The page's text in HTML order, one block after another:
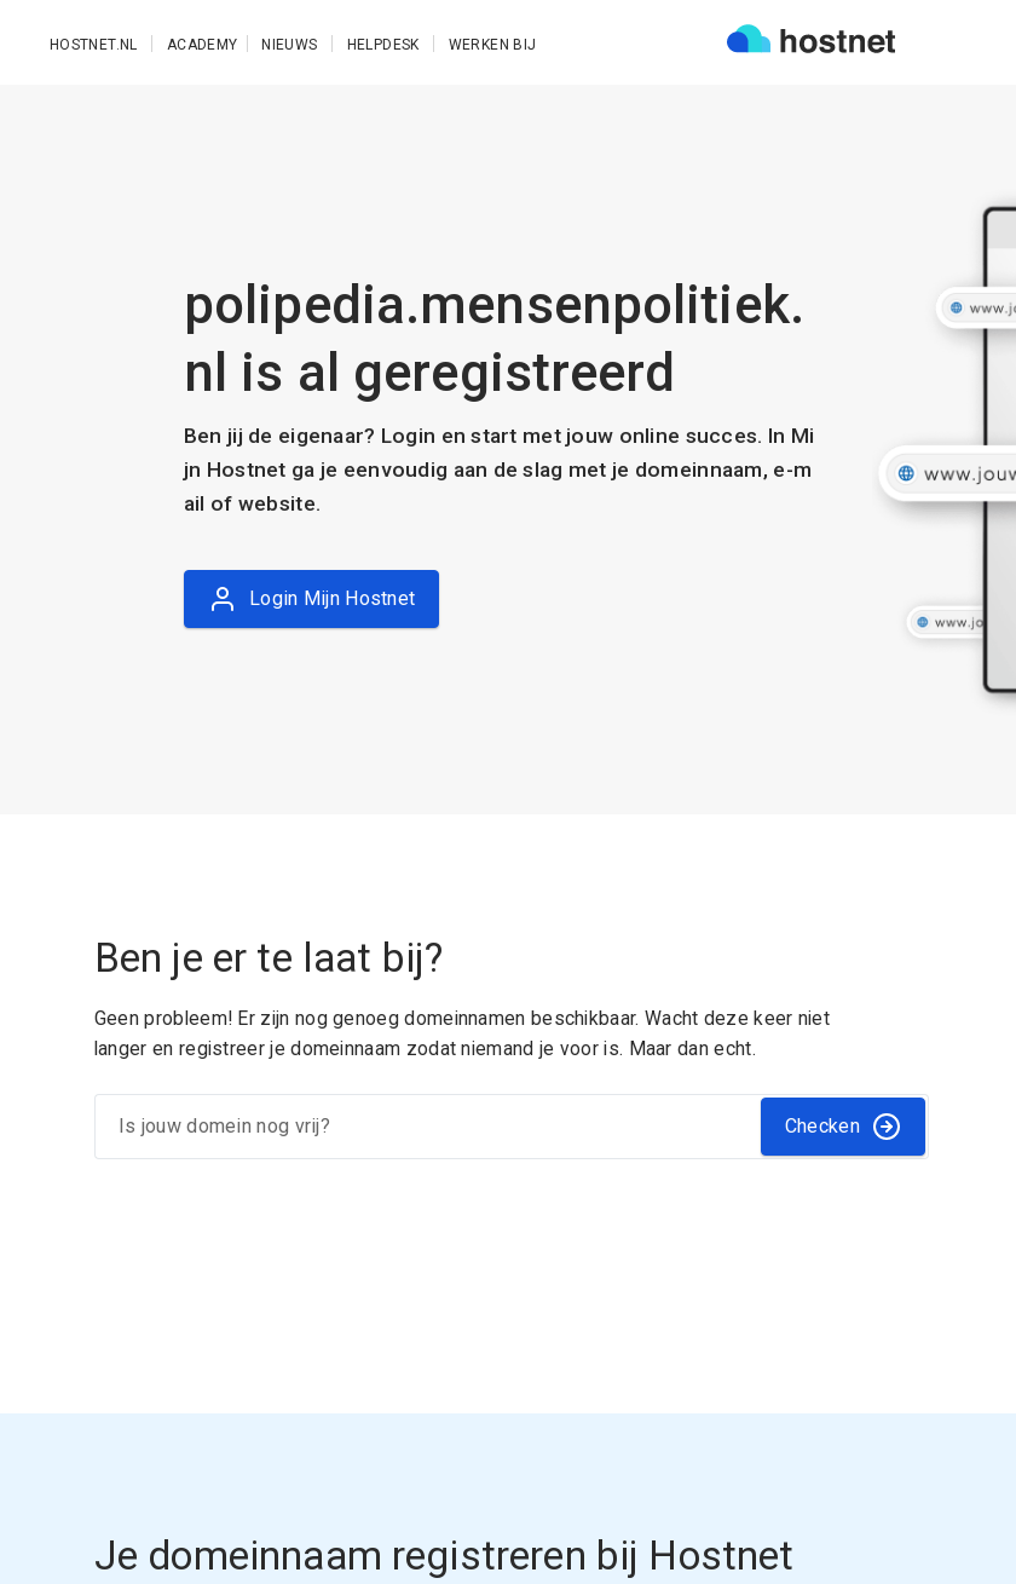
HOSTNET.NL ACADEMY NIEUWS HELPDESK WERKEN BIJ
polipedia.mensenpolitiek.
nl is al geregistreerd
Ben jij de eigenaar? Login en start met jouw online succes. In Mi
jn Hostnet ga je eenvoudig aan de slag met je domeinnaam, e-m
ail of website.
Login Mijn Hostnet
Ben je er te laat bij?
Geen probleem! Er zijn nog genoeg domeinnamen beschikbaar. Wacht deze keer niet
langer en registreer je domeinnaam zodat niemand je voor is. Maar dan echt.
Checken
Je domeinnaam registreren bij Hostnet